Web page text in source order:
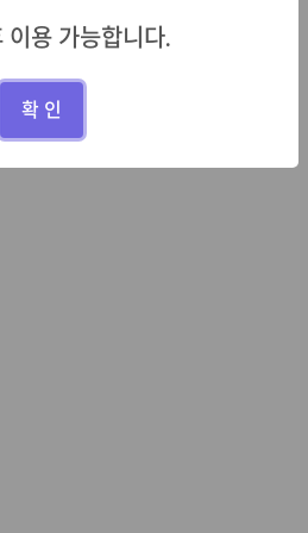
이용 가능합니다.
확 인